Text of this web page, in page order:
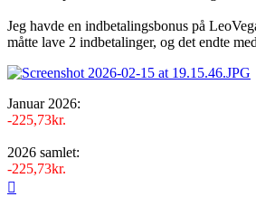
Jeg havde en indbetalingsbonus på
måtte lave 2 indbetalinger, og det endte
Januar 2026:
-225,73kr.
2026 samlet:
-225,73kr.